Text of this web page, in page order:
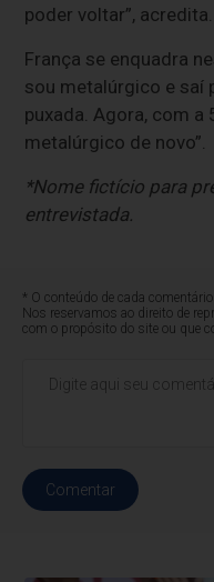
poder voltar”, acredita.
França se enquadra
sou metalúrgico e saí
puxada. Agora, com a
metalúrgico de novo”.
*Nome fictício para
entrevistada.
* O conteúdo de cada
Nos reservamos ao direito de
com o propósito do site ou que
Comentar